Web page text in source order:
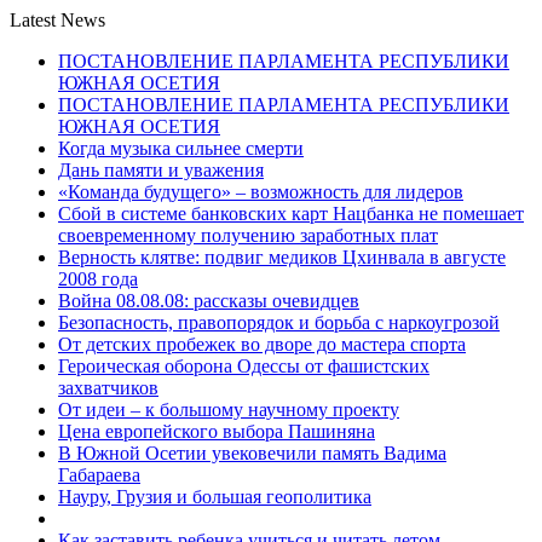
Latest News
ПОСТАНОВЛЕНИЕ ПАРЛАМЕНТА РЕСПУБЛИКИ
ЮЖНАЯ ОСЕТИЯ
ПОСТАНОВЛЕНИЕ ПАРЛАМЕНТА РЕСПУБЛИКИ
ЮЖНАЯ ОСЕТИЯ
Когда музыка сильнее смерти
Дань памяти и уважения
«Команда будущего» – возможность для лидеров
Сбой в системе банковских карт Нацбанка не помешает
своевременному получению заработных плат
Верность клятве: подвиг медиков Цхинвала в августе
2008 года
Война 08.08.08: рассказы очевидцев
Безопасность, правопорядок и борьба с наркоугрозой
От детских пробежек во дворе до мастера спорта
Героическая оборона Одессы от фашистских
захватчиков
От идеи – к большому научному проекту
Цена европейского выбора Пашиняна
В Южной Осетии увековечили память Вадима
Габараева
Науру, Грузия и большая геополитика